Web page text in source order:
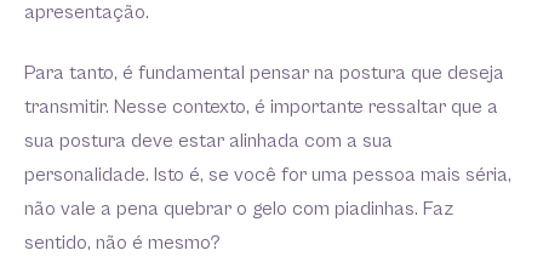
apresentação.
Para tanto, é fundamental pensar na postura que deseja
transmitir. Nesse contexto, é importante ressaltar que a
sua postura deve estar alinhada com a sua
personalidade. Isto é, se você for uma pessoa mais séria,
não vale a pena quebrar o gelo com piadinhas. Faz
sentido, não é mesmo?